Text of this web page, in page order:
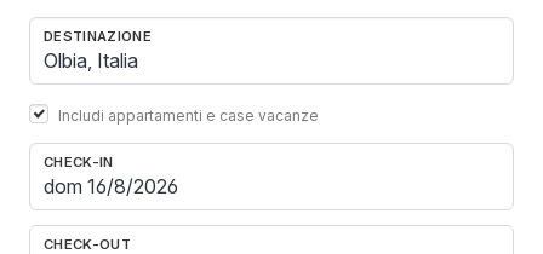
DESTINAZIONE
Includi appartamenti e case vacanze
CHECK-IN
CHECK-OUT